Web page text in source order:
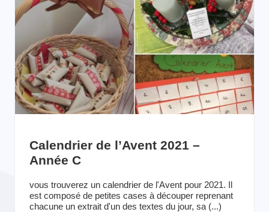
Calendrier de l’Avent 2021 –
Année C
vous trouverez un calendrier de l'Avent pour 2021. Il
est composé de petites cases à découper reprenant
chacune un extrait d'un des textes du jour, sa (...)